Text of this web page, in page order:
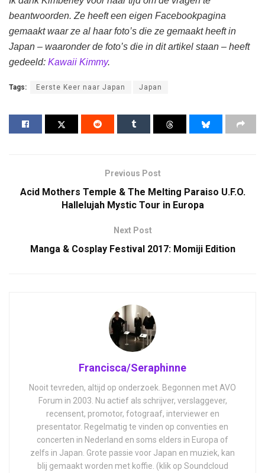
beantwoorden. Ze heeft een eigen Facebookpagina
gemaakt waar ze al haar foto’s die ze gemaakt heeft in
Japan – waaronder de foto’s die in dit artikel staan – heeft
gedeeld: Kawaii Kimmy.
Tags: Eerste Keer naar Japan Japan
Previous Post
Acid Mothers Temple & The Melting Paraiso U.F.O.
Hallelujah Mystic Tour in Europa
Next Post
Manga & Cosplay Festival 2017: Momiji Edition
Francisca/Seraphinne
Nooit tevreden, altijd op onderzoek. Begonnen met AVO
Forum in 2003. Nu actief als schrijver, verslaggever,
recensent, promotor, fotograaf, interviewer en
presentator. Regelmatig te vinden op conventies en
concerten in Nederland en soms elders in Europa of
zelfs in Japan. Grote passie voor Japan en muziek, kan
blij gemaakt worden met koffie. (klik op Soundcloud